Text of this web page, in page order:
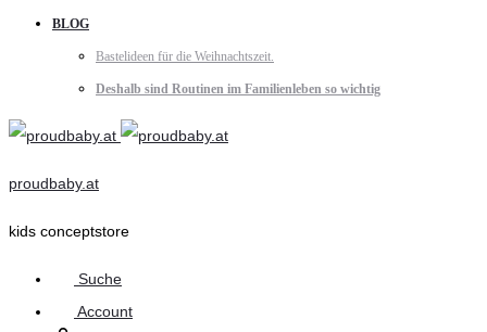
BLOG
Bastelideen für die Weihnachtszeit.
Deshalb sind Routinen im Familienleben so wichtig
proudbaby.at
kids conceptstore
Suche
Account